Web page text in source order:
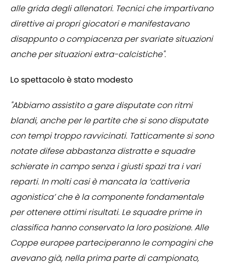
alle grida degli allenatori. Tecnici che impartivano
direttive ai propri giocatori e manifestavano
disappunto o compiacenza per svariate situazioni
anche per situazioni extra-calcistiche".
Lo spettacolo è stato modesto
"Abbiamo assistito a gare disputate con ritmi
blandi, anche per le partite che si sono disputate
con tempi troppo ravvicinati. Tatticamente si sono
notate difese abbastanza distratte e squadre
schierate in campo senza i giusti spazi tra i vari
reparti. In molti casi è mancata la ‘cattiveria
agonistica’ che è la componente fondamentale
per ottenere ottimi risultati. Le squadre prime in
classifica hanno conservato la loro posizione. Alle
Coppe europee parteciperanno le compagini che
avevano già, nella prima parte di campionato,